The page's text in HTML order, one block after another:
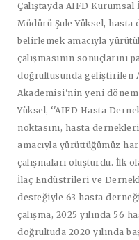
Çalıştayda AIFD
Müdürü Şule Yüksel,
belirlemek amacıyla
çalışmasının sonuçlarını
doğrultusunda geliştirilen
Akademisi'nin yeni dönem
Yüksel, ‘'AIFD Hasta
noktasını, hasta
amacıyla yürüttüğümüz
çalışmaları oluşturdu. İlk
İlaç Endüstrileri ve
desteğiyle 63 hasta
çalışma, 2025 yılında 56
doğrultuda 2020 yılında